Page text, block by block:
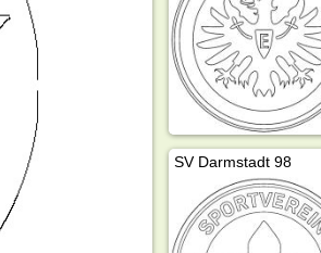
SV Darmstadt 98